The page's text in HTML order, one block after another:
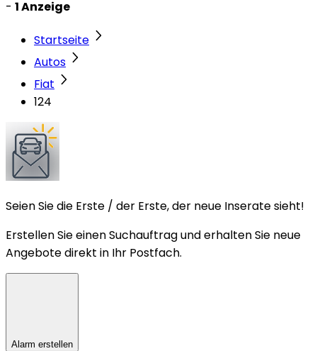
- 1 Anzeige
Startseite
Autos
Fiat
124
Seien Sie die Erste / der Erste, der neue Inserate sieht!
Erstellen Sie einen Suchauftrag und erhalten Sie neue
Angebote direkt in Ihr Postfach.
Alarm erstellen